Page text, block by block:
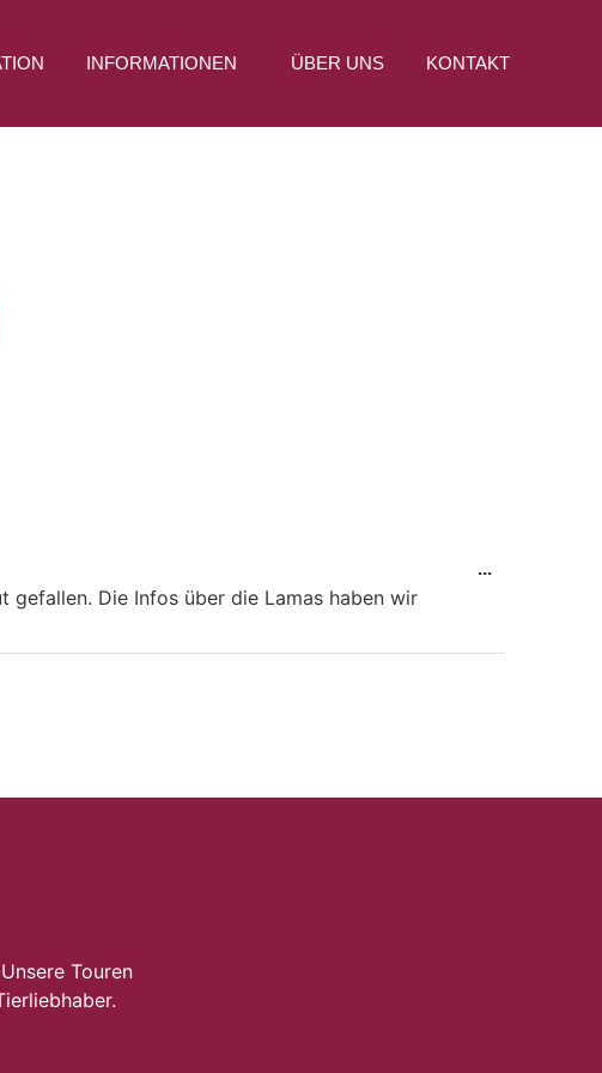
INFORMATIONEN ÜBER UNS KONTAKT
gefallen. Die Infos über die Lamas haben wir
...
Touren